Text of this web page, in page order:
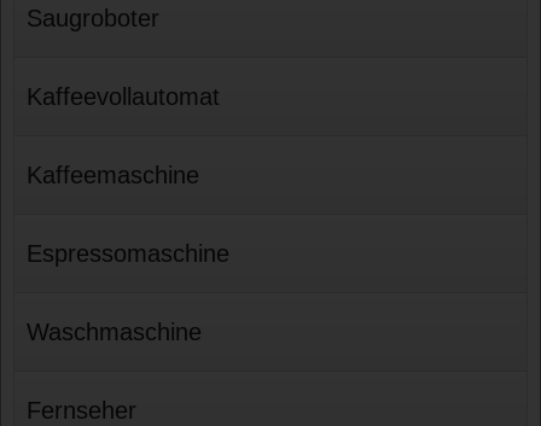
Saugroboter
Kaffeevollautomat
Kaffeemaschine
Espressomaschine
Waschmaschine
Fernseher